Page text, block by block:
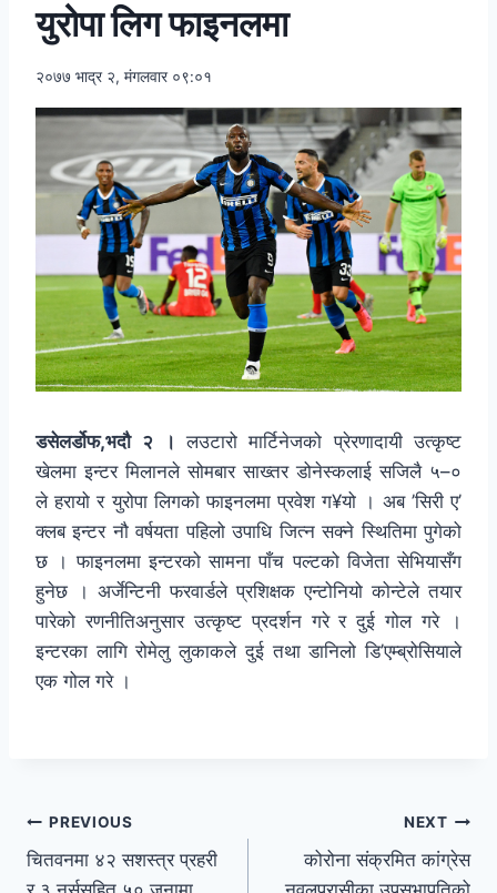
युरोपा लिग फाइनलमा
२०७७ भाद्र २, मंगलवार ०९:०१
डसेलर्डोफ,भदौ २ ।लउटारो मार्टिनेजको प्रेरणादायी उत्कृष्ट
खेलमा इन्टर मिलानले सोमबार साख्तर डोनेस्कलाई सजिलै ५–०
ले हरायो र युरोपा लिगको फाइनलमा प्रवेश ग¥यो । अब ’सिरी ए’
क्लब इन्टर नौ वर्षयता पहिलो उपाधि जित्न सक्ने स्थितिमा पुगेको
छ । फाइनलमा इन्टरको सामना पाँच पल्टको विजेता सेभियासँग
हुनेछ । अर्जेन्टिनी फरवार्डले प्रशिक्षक एन्टोनियो कोन्टेले तयार
पारेको रणनीतिअनुसार उत्कृष्ट प्रदर्शन गरे र दुई गोल गरे ।
इन्टरका लागि रोमेलु लुकाकले दुई तथा डानिलो डि’एम्ब्रोसियाले
एक गोल गरे ।
PREVIOUS
चितवनमा ४२ सशस्त्र प्रहरी
NEXT
कोरोना संक्रमित कांग्रेस